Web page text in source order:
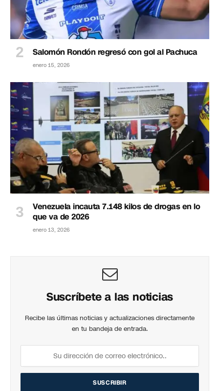
Salomón Rondón regresó con gol al Pachuca
enero 15, 2026
Venezuela incauta 7.148 kilos de drogas en lo
que va de 2026
enero 13, 2026
Suscríbete a las noticias
Recibe las últimas noticias y actualizaciones directamente
en tu bandeja de entrada.